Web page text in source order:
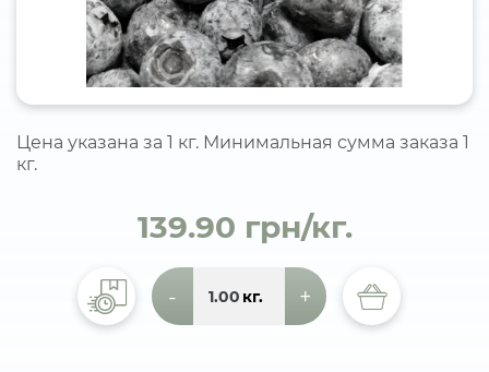
Цена указана за 1 кг. Минимальная сумма заказа 1
кг.
139.90 грн/кг.
- кг. +